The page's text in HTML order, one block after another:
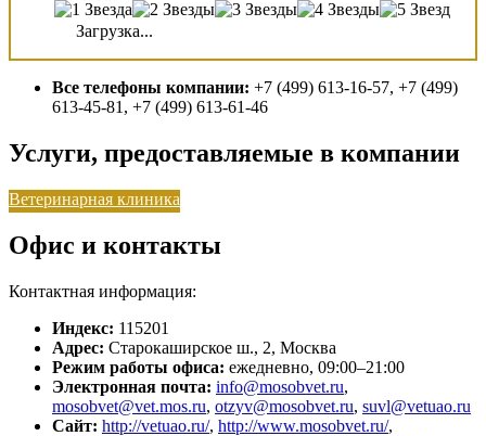
Загрузка...
Все телефоны компании: +7 (499) 613-16-57, +7 (499)
613-45-81, +7 (499) 613-61-46
Услуги, предоставляемые в компании
Ветеринарная клиника
Офис и контакты
Контактная информация:
Индекс: 115201
Адрес: Старокаширское ш., 2, Москва
Режим работы офиса: ежедневно, 09:00–21:00
Электронная почта: info@mosobvet.ru,
mosobvet@vet.mos.ru, otzyv@mosobvet.ru, suvl@vetuao.ru
Сайт: http://vetuao.ru/, http://www.mosobvet.ru/,